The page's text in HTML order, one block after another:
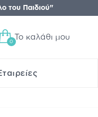
του Παιδιού"
0
Το καλάθι μου